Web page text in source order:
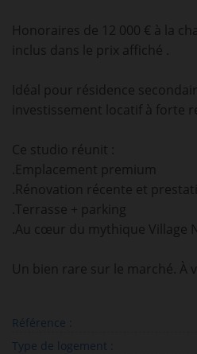
Honoraires de 12 000 € à la
inclus dans le prix affiché .
Idéal pour résidence
investissement locatif à forte
Ce studio réunit :
.Emplacement premium
.Rénovation récente et
.Terrasse + parking
.Au cœur du mythique Village
Un bien rare sur le marché. À
Référence :
Type de logement :